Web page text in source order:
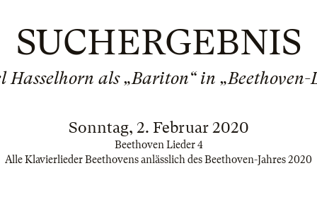
SUCHERGEBNIS
Hasselhorn als „Bariton“ in „Beethoven-
Sonntag, 2. Februar 2020
Beethoven Lieder 4
Alle Klavierlieder Beethovens anlässlich des Beethoven-Jahres 2020